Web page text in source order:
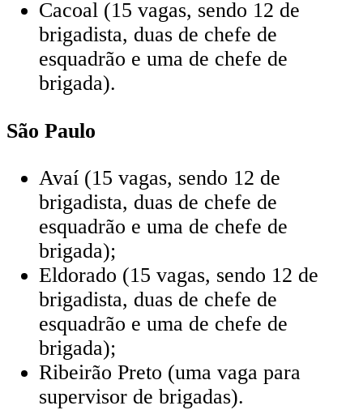
Cacoal (15 vagas, sendo 12 de
brigadista, duas de chefe de
esquadrão e uma de chefe de
brigada).
São Paulo
Avaí (15 vagas, sendo 12 de
brigadista, duas de chefe de
esquadrão e uma de chefe de
brigada);
Eldorado (15 vagas, sendo 12 de
brigadista, duas de chefe de
esquadrão e uma de chefe de
brigada);
Ribeirão Preto (uma vaga para
supervisor de brigadas).